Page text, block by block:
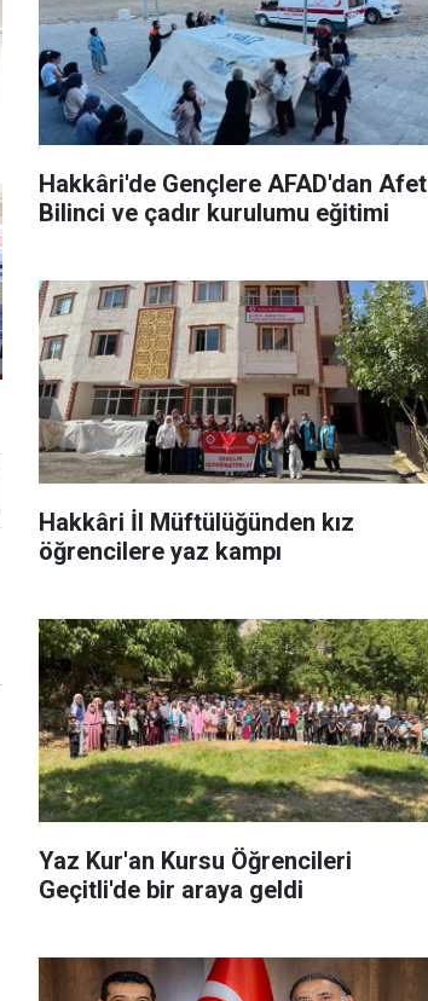
Hakkâri'de Gençlere AFAD'dan Afet
Bilinci ve çadır kurulumu eğitimi
Hakkâri İl Müftülüğünden kız
öğrencilere yaz kampı
Yaz Kur'an Kursu Öğrencileri
Geçitli'de bir araya geldi